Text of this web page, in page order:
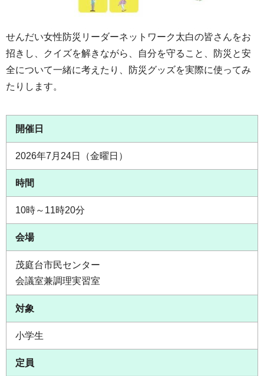
せんだい女性防災リーダーネットワーク太白の皆さんをお
招きし、クイズを解きながら、自分を守ること、防災と安
全について一緒に考えたり、防災グッズを実際に使ってみ
たりします。
開催日
2026年7月24日（金曜日）
時間
10時～11時20分
会場
茂庭台市民センター
会議室兼調理実習室
対象
小学生
定員